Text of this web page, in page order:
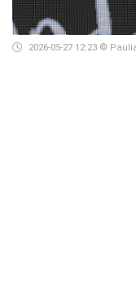
2026-05-27 12:23 ©